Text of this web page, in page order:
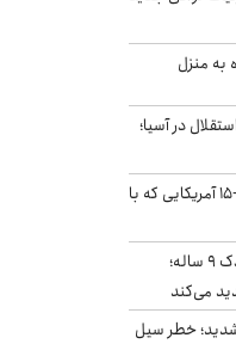
به منزل
در آسیا؛
کابین خلبان و لاشه جنگنده اف-۱۵ آمریکایی که با
حمله سگ‌های ولگرد به یک کودک ۹ ساله؛
می‌کند
خطر سیل